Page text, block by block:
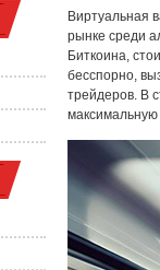
Виртуальная
рынке среди
Биткоина,
бесспорно,
трейдеров. В